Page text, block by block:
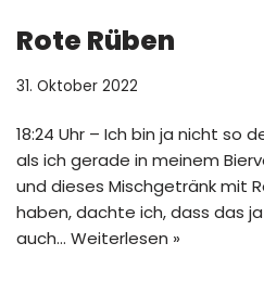
Rote Rüben
31. Oktober 2022
18:24 Uhr – Ich bin ja nicht so
als ich gerade in meinem
und dieses Mischgetränk mit
haben, dachte ich, dass das
auch… Weiterlesen »